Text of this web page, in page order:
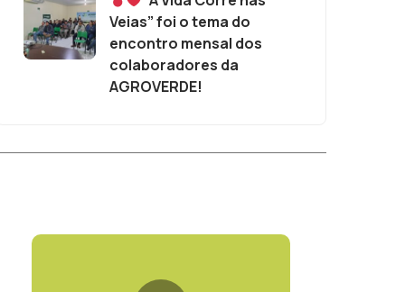
Veias” foi o tema do
encontro mensal dos
colaboradores da
AGROVERDE!